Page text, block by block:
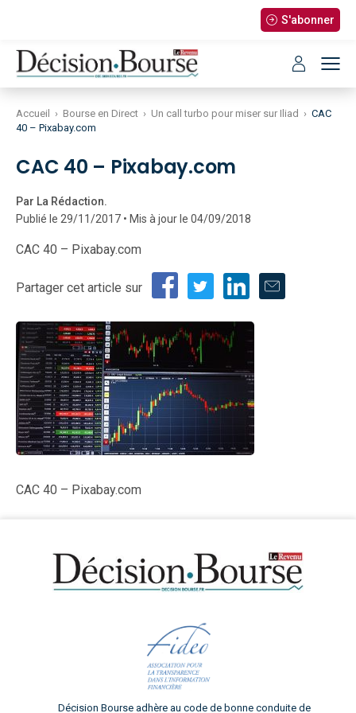
S'abonner
Accueil › Bourse en Direct › Un call turbo pour miser sur Iliad › CAC
40 – Pixabay.com
CAC 40 – Pixabay.com
Par La Rédaction.
Publié le 29/11/2017 • Mis à jour le 04/09/2018
CAC 40 – Pixabay.com
Partager cet article sur
CAC 40 – Pixabay.com
Décision Bourse adhère au code de bonne conduite de